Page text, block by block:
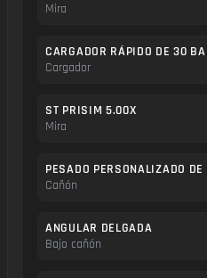
Mira
CARGADOR RÁPIDO DE 30
Cargador
ST PRISIM 5.00X
Mira
PESADO PERSONALIZADO
Cañón
ANGULAR DELGADA
Bajo cañón